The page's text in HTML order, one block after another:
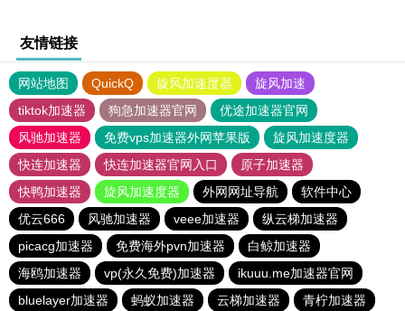
友情链接
网站地图 QuickQ 旋风加速度器
旋风加速
tiktok加速器
狗急加速器官网
优途加速器官网
风驰加速器
免费vps加速器外网苹果版
旋风加速度器
快连加速器
快连加速器官网入口
原子加速器
快鸭加速器
旋风加速度器 外网网址导航
软件中心
优云666
风驰加速器 veee加速器
纵云梯加速器
picacg加速器
免费海外pvn加速器
白鲸加速器
海鸥加速器
vp(永久免费)加速器
ikuuu.me加速器官网
bluelayer加速器
蚂蚁加速器 云梯加速器 青柠加速器